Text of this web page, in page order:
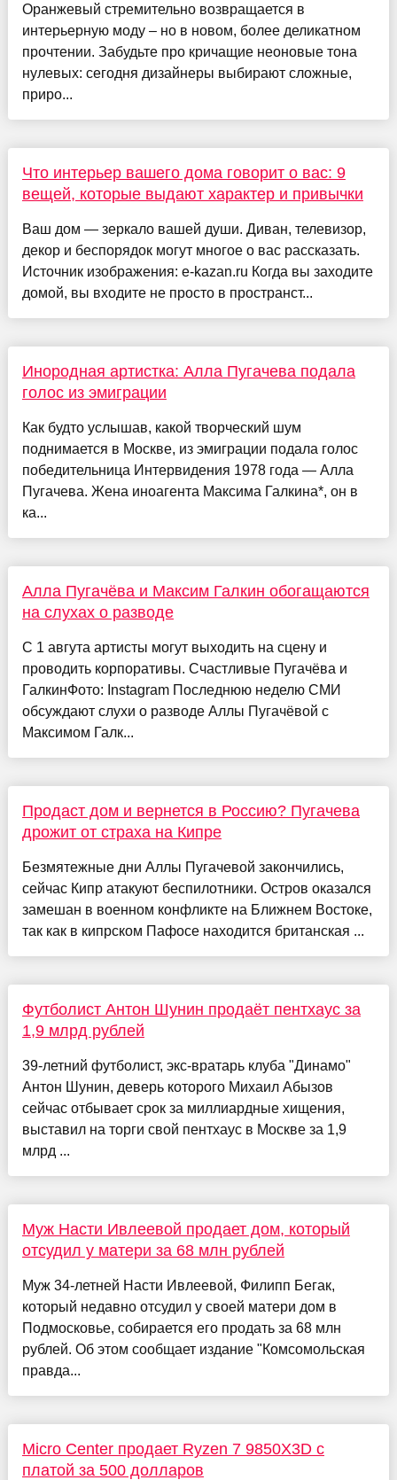
Оранжевый стремительно возвращается в
интерьерную моду – но в новом, более деликатном
прочтении. Забудьте про кричащие неоновые тона
нулевых: сегодня дизайнеры выбирают сложные,
приро...
Что интерьер вашего дома говорит о вас: 9
вещей, которые выдают характер и привычки
Ваш дом — зеркало вашей души. Диван, телевизор,
декор и беспорядок могут многое о вас рассказать.
Источник изображения: e-kazan.ru Когда вы заходите
домой, вы входите не просто в пространст...
Инородная артистка: Алла Пугачева подала
голос из эмиграции
Как будто услышав, какой творческий шум
поднимается в Москве, из эмиграции подала голос
победительница Интервидения 1978 года — Алла
Пугачева. Жена иноагента Максима Галкина*, он в
ка...
Алла Пугачёва и Максим Галкин обогащаются
на слухах о разводе
С 1 авгута артисты могут выходить на сцену и
проводить корпоративы. Счастливые Пугачёва и
ГалкинФото: Instagram Последнюю неделю СМИ
обсуждают слухи о разводе Аллы Пугачёвой с
Максимом Галк...
Продаст дом и вернется в Россию? Пугачева
дрожит от страха на Кипре
Безмятежные дни Аллы Пугачевой закончились,
сейчас Кипр атакуют беспилотники. Остров оказался
замешан в военном конфликте на Ближнем Востоке,
так как в кипрском Пафосе находится британская ...
Футболист Антон Шунин продаёт пентхаус за
1,9 млрд рублей
39-летний футболист, экс-вратарь клуба "Динамо"
Антон Шунин, деверь которого Михаил Абызов
сейчас отбывает срок за миллиардные хищения,
выставил на торги свой пентхаус в Москве за 1,9
млрд ...
Муж Насти Ивлеевой продает дом, который
отсудил у матери за 68 млн рублей
Муж 34-летней Насти Ивлеевой, Филипп Бегак,
который недавно отсудил у своей матери дом в
Подмосковье, собирается его продать за 68 млн
рублей. Об этом сообщает издание "Комсомольская
правда...
Micro Center продает Ryzen 7 9850X3D с
платой за 500 долларов